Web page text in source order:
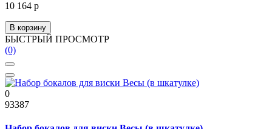
10 164 р
В корзину
БЫСТРЫЙ ПРОСМОТР
(0)
0
93387